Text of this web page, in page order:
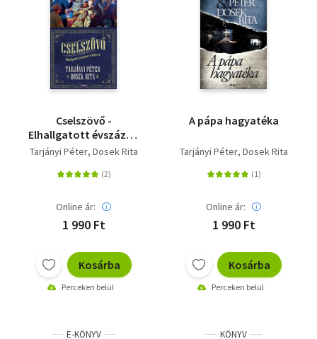
Cselszövő -
Elhallgatott évszázad
trilógia 2.
Tarjányi Péter Dosek Rita
Online ár:
1 990 Ft
Kosárba
Perceken belül
A pápa hagyatéka
Tarjányi Péter Dosek Rita
Online ár:
1 990 Ft
Kosárba
Perceken belül
E-KÖNYV KÖNYV